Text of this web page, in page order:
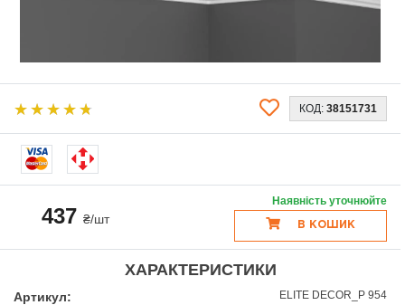
КОД: 38151731
437₴/шт
Наявність уточнюйте
В КОШИК
ХАРАКТЕРИСТИКИ
Артикул: ELITE DECOR_P 954